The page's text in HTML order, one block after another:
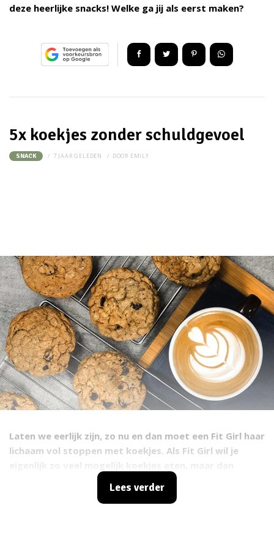
deze heerlijke snacks! Welke ga jij als eerst maken?
5x koekjes zonder schuldgevoel
SNACK 7 JAAR GELEDEN DOOR EMILY
Laten we eerlijk zijn, zo nu en dan moet een Fit Girl haar
lichaam vol stoppen met koekjes. Als Fit Girl wil je
zonder schuldgevoel. Helaas passen de roze koeken,
speculaasjes en wafels niet altijd in onze
Lees verder